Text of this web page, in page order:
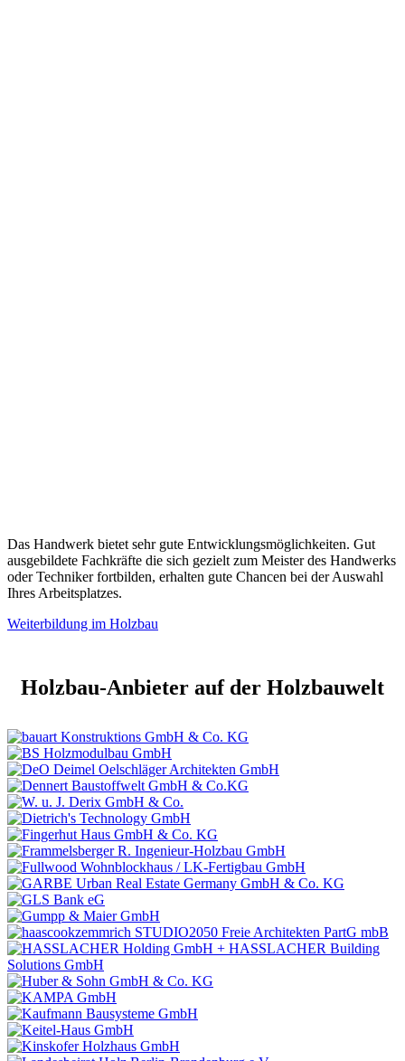
Das Handwerk bietet sehr gute Entwicklungsmöglichkeiten. Gut
ausgebildete Fachkräfte die sich gezielt zum Meister des Handwerks
oder Techniker fortbilden, erhalten gute Chancen bei der Auswahl
Ihres Arbeitsplatzes.
Weiterbildung im Holzbau
Holzbau-Anbieter auf der Holzbauwelt